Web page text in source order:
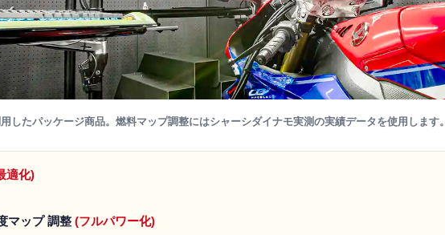
したパッケージ商品。燃料マップ調整にはシャーシダイナモ実測の実績データを使用します。
適化)
マップ 調整 (フルパワー化)